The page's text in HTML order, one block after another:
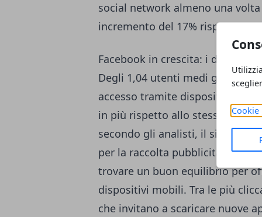
Cookie
social network almeno una
incremento del 17% rispetto ad
Facebook in crescita: i dati
Degli 1,04 utenti medi
accesso tramite dispositivo
in più rispetto allo stesso
secondo gli analisti, il sistema
per la raccolta pubblicitaria,
trovare un buon equilibrio per
dispositivi mobili. Tra le più
che invitano a scaricare nuove